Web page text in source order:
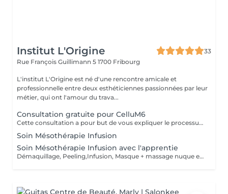
Institut L'Origine
33
Rue François Guillimann 5 1700 Fribourg
L'institut L'Origine est né d'une rencontre amicale et
professionnelle entre deux esthéticiennes passionnées par leur
métier, qui ont l'amour du trava...
Consultation gratuite pour CelluM6
Cette consultation a pour but de vous expliquer le processus du soin CelluM6, de faire un bilan de vos besoins et vos attentes, vous conseiller au mieux et de manière personnalisée sur les moyens d'atteindre vos objectifs
Soin Mésothérapie Infusion
Soin Mésothérapie Infusion avec l'apprentie
Démaquillage, Peeling,Infusion, Masque + massage nuque et décolleté et crème